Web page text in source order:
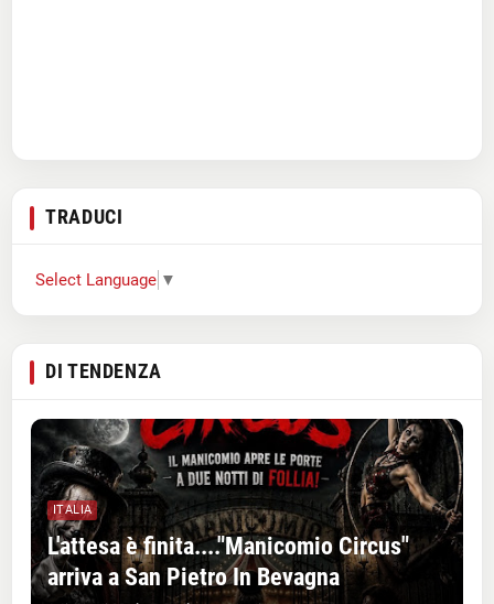
TRADUCI
Select Language ▼
DI TENDENZA
ITALIA
L'attesa è finita...."Manicomio Circus"
arriva a San Pietro In Bevagna